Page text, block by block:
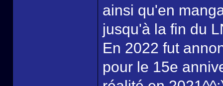
ainsi qu'en
jusqu'à la fin du
En 2022 fut
pour le 15e